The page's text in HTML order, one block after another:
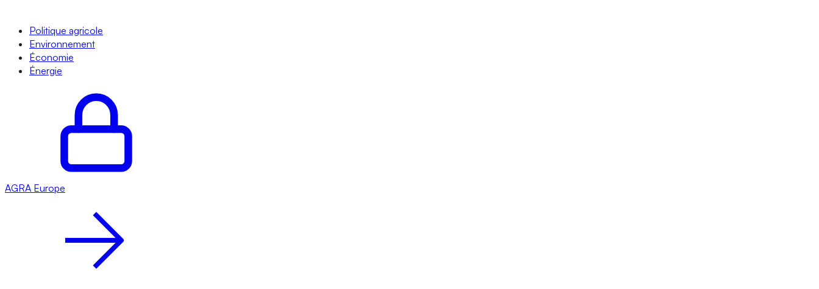
Politique agricole
Environnement
Économie
Énergie
AGRA Europe